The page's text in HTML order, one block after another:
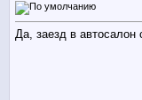
Да, заезд в